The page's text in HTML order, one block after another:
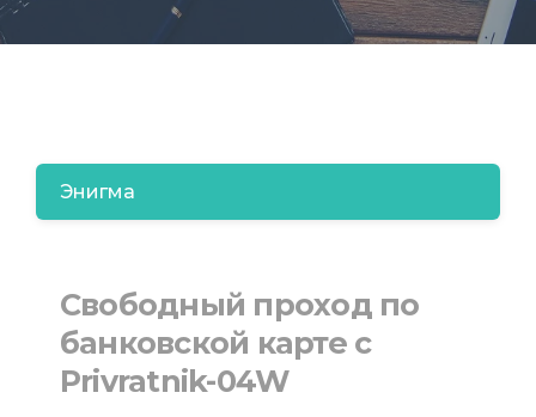
Энигма
Свободный проход по
банковской карте с
Privratnik-04W